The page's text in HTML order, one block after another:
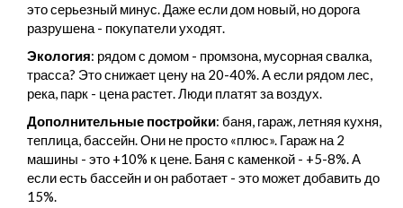
это серьезный минус. Даже если дом новый, но дорога
разрушена - покупатели уходят.
Экология: рядом с домом - промзона, мусорная свалка,
трасса? Это снижает цену на 20-40%. А если рядом лес,
река, парк - цена растет. Люди платят за воздух.
Дополнительные постройки: баня, гараж, летняя кухня,
теплица, бассейн. Они не просто «плюс». Гараж на 2
машины - это +10% к цене. Баня с каменкой - +5-8%. А
если есть бассейн и он работает - это может добавить до
15%.